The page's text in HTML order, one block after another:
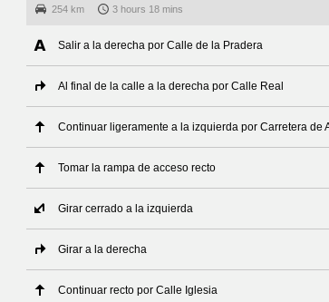
254 km 3 hours 18 mins
Salir a la derecha por Calle de la Pradera
Al final de la calle a la derecha por Calle Real
Continuar ligeramente a la izquierda por Carretera de
Tomar la rampa de acceso recto
Girar cerrado a la izquierda
Girar a la derecha
Continuar recto por Calle Iglesia